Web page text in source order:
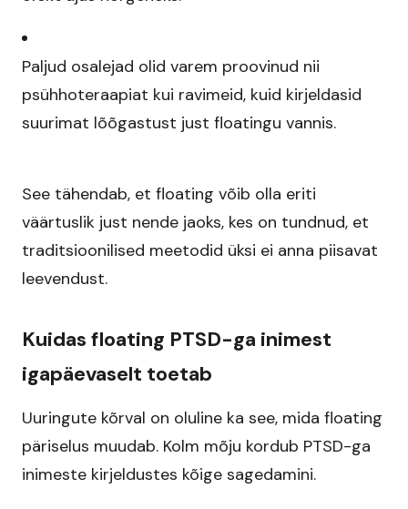
Paljud osalejad olid varem proovinud nii
psühhoteraapiat kui ravimeid, kuid kirjeldasid
suurimat lõõgastust just floatingu vannis.
See tähendab, et floating võib olla eriti
väärtuslik just nende jaoks, kes on tundnud, et
traditsioonilised meetodid üksi ei anna piisavat
leevendust.​
Kuidas floating PTSD-ga inimest
igapäevaselt toetab
Uuringute kõrval on oluline ka see, mida floating
päriselus muudab. Kolm mõju kordub PTSD-ga
inimeste kirjeldustes kõige sagedamini.